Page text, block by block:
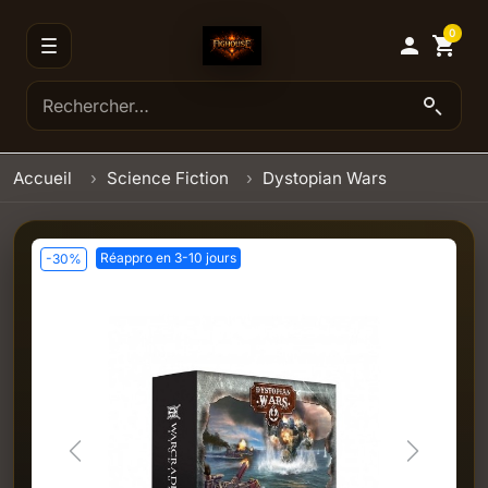
 shopping_cart
0
Accueil Science Fiction Dystopian Wars
-30% Réappro en 3-10 jours
Previous Next